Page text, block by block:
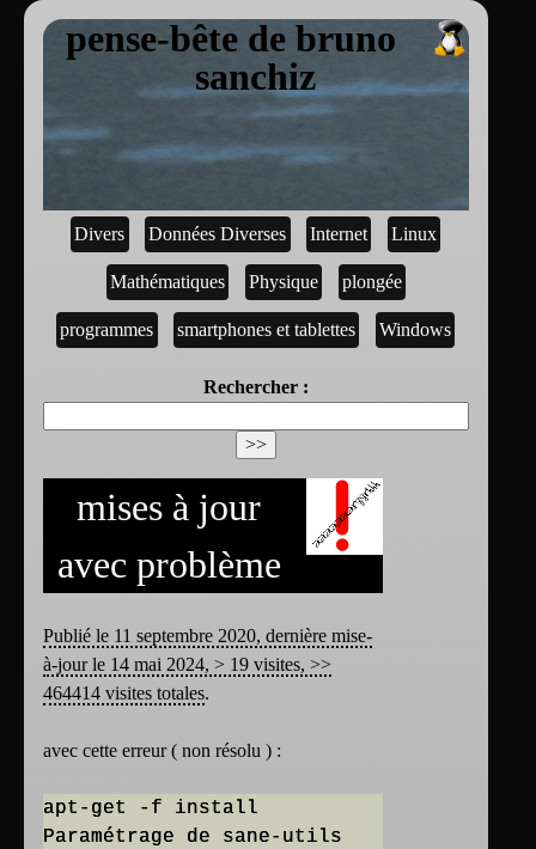
pense-bête de bruno
sanchiz
Divers Données Diverses Internet Linux
Mathématiques Physique plongée
programmes smartphones et tablettes Windows
Rechercher :
mises à jour
avec problème
Publié le 11 septembre 2020, dernière mise-
à-jour le 14 mai 2024, > 19 visites, >>
464414 visites totales.
avec cette erreur ( non résolu ) :
apt-get -f install
Paramétrage de sane-utils